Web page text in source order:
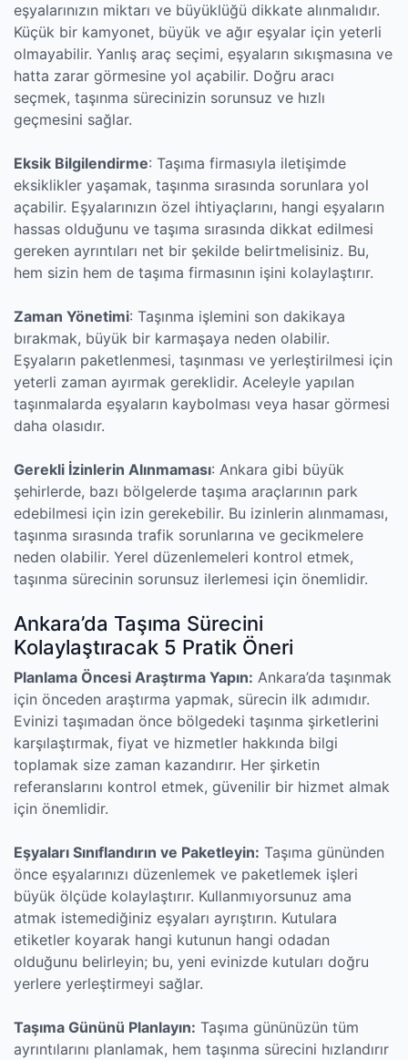
eşyalarınızın miktarı ve büyüklüğü dikkate alınmalıdır.
Küçük bir kamyonet, büyük ve ağır eşyalar için yeterli
olmayabilir. Yanlış araç seçimi, eşyaların sıkışmasına ve
hatta zarar görmesine yol açabilir. Doğru aracı
seçmek, taşınma sürecinizin sorunsuz ve hızlı
geçmesini sağlar.
Eksik Bilgilendirme: Taşıma firmasıyla iletişimde
eksiklikler yaşamak, taşınma sırasında sorunlara yol
açabilir. Eşyalarınızın özel ihtiyaçlarını, hangi eşyaların
hassas olduğunu ve taşıma sırasında dikkat edilmesi
gereken ayrıntıları net bir şekilde belirtmelisiniz. Bu,
hem sizin hem de taşıma firmasının işini kolaylaştırır.
Zaman Yönetimi: Taşınma işlemini son dakikaya
bırakmak, büyük bir karmaşaya neden olabilir.
Eşyaların paketlenmesi, taşınması ve yerleştirilmesi için
yeterli zaman ayırmak gereklidir. Aceleyle yapılan
taşınmalarda eşyaların kaybolması veya hasar görmesi
daha olasıdır.
Gerekli İzinlerin Alınmaması: Ankara gibi büyük
şehirlerde, bazı bölgelerde taşıma araçlarının park
edebilmesi için izin gerekebilir. Bu izinlerin alınmaması,
taşınma sırasında trafik sorunlarına ve gecikmelere
neden olabilir. Yerel düzenlemeleri kontrol etmek,
taşınma sürecinin sorunsuz ilerlemesi için önemlidir.
Ankara’da Taşıma Sürecini
Kolaylaştıracak 5 Pratik Öneri
Planlama Öncesi Araştırma Yapın: Ankara’da taşınmak
için önceden araştırma yapmak, sürecin ilk adımıdır.
Evinizi taşımadan önce bölgedeki taşınma şirketlerini
karşılaştırmak, fiyat ve hizmetler hakkında bilgi
toplamak size zaman kazandırır. Her şirketin
referanslarını kontrol etmek, güvenilir bir hizmet almak
için önemlidir.
Eşyaları Sınıflandırın ve Paketleyin: Taşıma gününden
önce eşyalarınızı düzenlemek ve paketlemek işleri
büyük ölçüde kolaylaştırır. Kullanmıyorsunuz ama
atmak istemediğiniz eşyaları ayrıştırın. Kutulara
etiketler koyarak hangi kutunun hangi odadan
olduğunu belirleyin; bu, yeni evinizde kutuları doğru
yerlere yerleştirmeyi sağlar.
Taşıma Gününü Planlayın: Taşıma gününüzün tüm
ayrıntılarını planlamak, hem taşınma sürecini hızlandırır